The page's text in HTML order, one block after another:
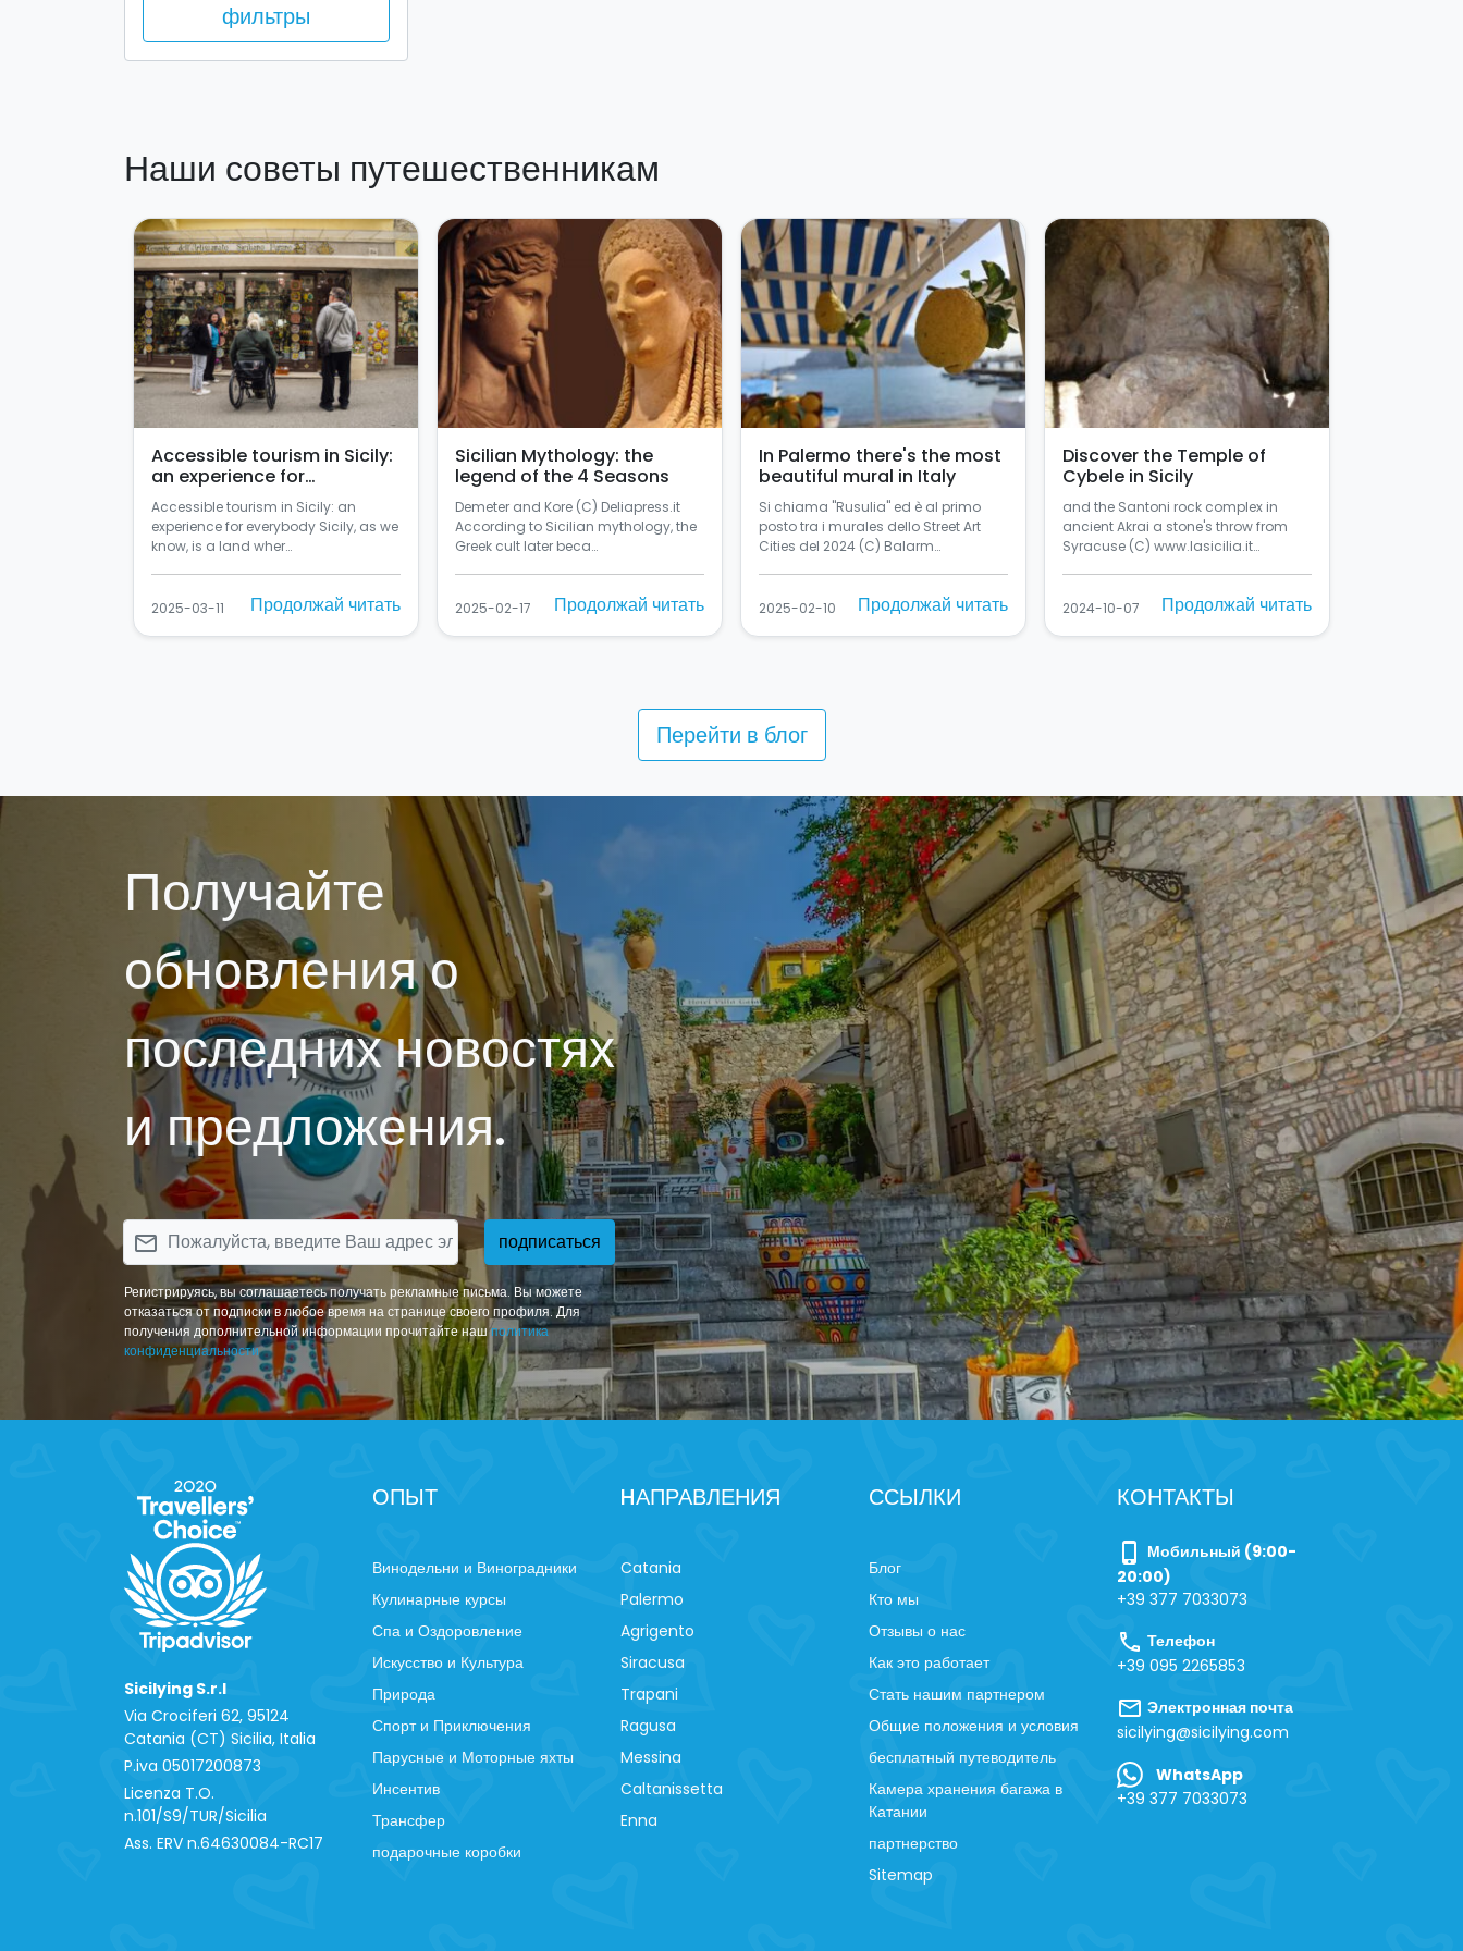
фильтры
Наши советы путешественникам
Accessible tourism in Sicily:
an experience for
everybody
Accessible tourism in Sicily: an
experience for everybody Sicily, as we
know, is a land wher…
2025-03-11 Продолжай читать
Sicilian Mythology: the
legend of the 4 Seasons
Demeter and Kore (C) Deliapress.it
According to Sicilian mythology, the
Greek cult later beca…
2025-02-17 Продолжай читать
In Palermo there's the most
beautiful mural in Italy
Si chiama "Rusulia" ed è al primo
posto tra i murales dello Street Art
Cities del 2024 (C) Balarm…
2025-02-10 Продолжай читать
Discover the Temple of
Cybele in Sicily
and the Santoni rock complex in
ancient Akrai a stone's throw from
Syracuse (C) www.lasicilia.it…
2024-10-07 Продолжай читать
Перейти в блог
Получайте
обновления о
последних новостях
и предложения.
email подписаться
Регистрируясь, вы соглашаетесь получать рекламные письма. Вы можете
отказаться от подписки в любое время на странице своего профиля. Для
получения дополнительной информации прочитайте нашполитика
конфиденциальности
Sicilying S.r.l
Via Crociferi 62, 95124
Catania (CT) Sicilia, Italia
P.iva 0‍5017200873
Licenza T.O.
n.101/S9/TUR/Sicilia
Ass. ERV n.64630084-RC17
ОПЫТ
Винодельни и Виноградники
Кулинарные курсы
Спа и Оздоровление
Искусство и Культура
Природа
Спорт и Приключения
Парусные и Моторные яхты
Инсентив
Трансфер
подарочные коробки
HАПРАВЛЕНИЯ
Catania
Palermo
Agrigento
Siracusa
Trapani
Ragusa
Messina
Caltanissetta
Enna
ССЫЛКИ
Блог
Кто мы
Отзывы о нас
Как это работает
Стать нашим партнером
Общие положения и условия
бесплатный путеводитель
Камера хранения багажа в
Катании
партнерство
Sitemap
КОНТАКТЫ
phone_iphone
Мобильный (9:00-
20:00)
+39 377 7033073
call Телефон
+39 095 2265853
mail Электронная почта
sicilying@sicilying.com
WhatsApp
+39 377 7033073